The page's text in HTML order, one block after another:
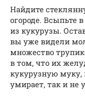
Найдите
огороде. Всыпьте
из кукурузы.
вы уже видели
множество
в том, что их
кукурузную муку,
умирает, так и не